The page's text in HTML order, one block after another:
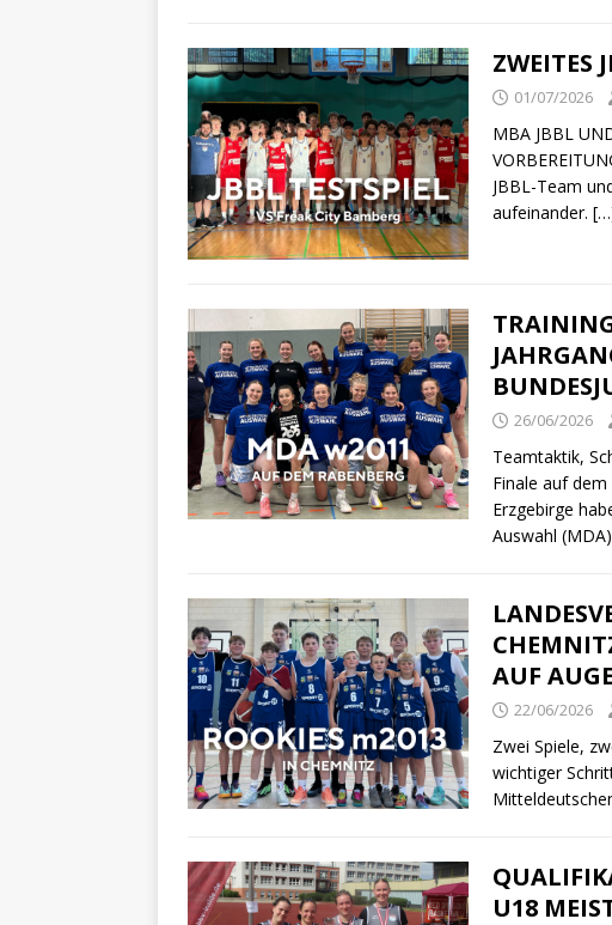
ZWEITES
01/07/2026
MBA JBBL
JBBL-Team
aufeinander.
26/06/2026
Teamtaktik,
Finale auf
Erzgebirge
Auswahl (MDA)
AUF
22/06/2026
Zwei Spiele,
wichtiger
U18